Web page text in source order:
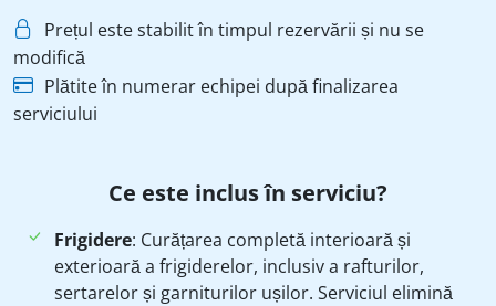
Prețul este stabilit în timpul rezervării și nu se
modifică
Plătite în numerar echipei după finalizarea
serviciului
Ce este inclus în serviciu?
Frigidere: Curățarea completă interioară și
exterioară a frigiderelor, inclusiv a rafturilor,
sertarelor și garniturilor ușilor. Serviciul elimină